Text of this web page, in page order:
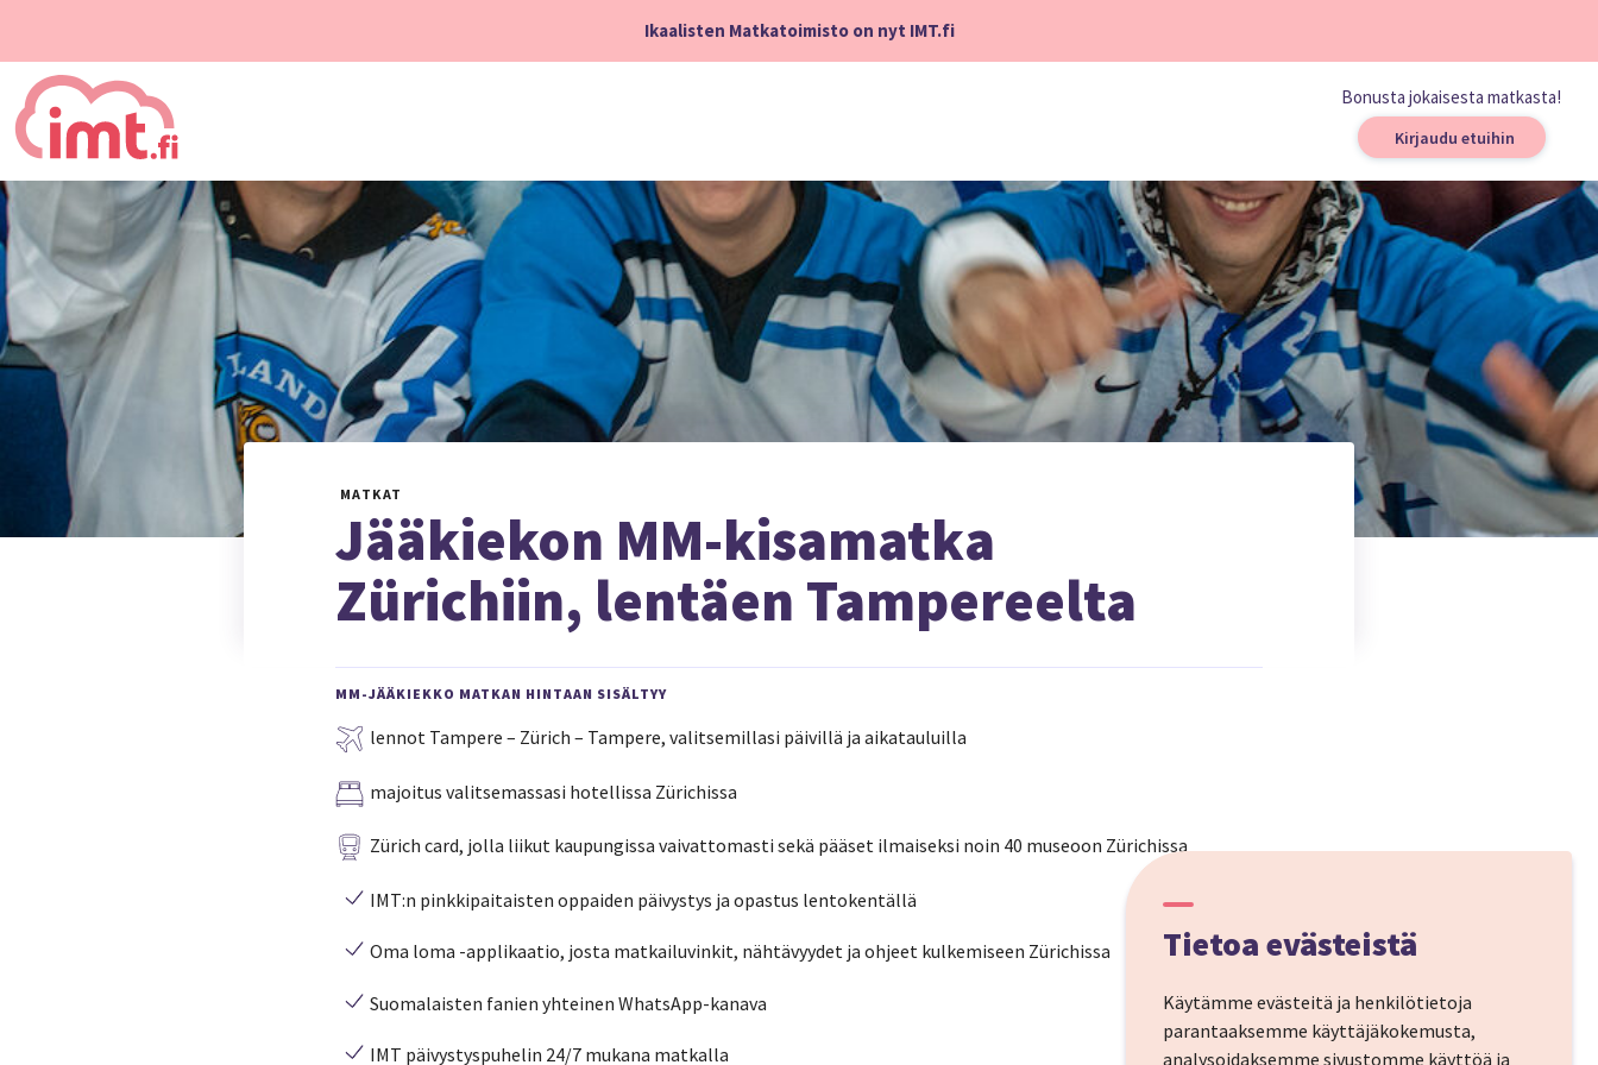
Ikaalisten Matkatoimisto on nyt IMT.fi
Bonusta jokaisesta matkasta!
Kirjaudu etuihin
MATKAT
Jääkiekon MM-kisamatka
Zürichiin, lentäen Tampereelta
MM-JÄÄKIEKKO MATKAN HINTAAN SISÄLTYY
lennot Tampere – Zürich – Tampere, valitsemillasi päivillä ja aikatauluilla
majoitus valitsemassasi hotellissa Zürichissa
Zürich card, jolla liikut kaupungissa vaivattomasti sekä pääset ilmaiseksi noin 40 museoon Zürichissa
IMT:n pinkkipaitaisten oppaiden päivystys ja opastus lentokentällä
Oma loma -applikaatio, josta matkailuvinkit, nähtävyydet ja ohjeet kulkemiseen Zürichissa
Suomalaisten fanien yhteinen WhatsApp-kanava
IMT päivystyspuhelin 24/7 mukana matkalla
Tietoa evästeistä
Käytämme evästeitä ja henkilötietoja
parantaaksemme käyttäjäkokemusta,
analysoidaksemme sivustomme käyttöä ja